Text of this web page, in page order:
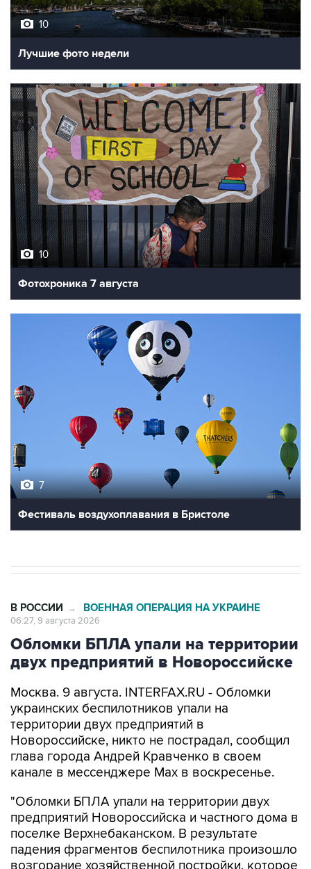
10
Лучшие фото недели
10
Фотохроника 7 августа
7
Фестиваль воздухоплавания в Бристоле
В РОССИИ → ВОЕННАЯ ОПЕРАЦИЯ НА УКРАИНЕ
06:27, 9 августа 2026
Обломки БПЛА упали на территории
двух предприятий в Новороссийске
Москва. 9 августа. INTERFAX.RU - Обломки
украинских беспилотников упали на
территории двух предприятий в
Новороссийске, никто не пострадал, сообщил
глава города Андрей Кравченко в своем
канале в мессенджере Max в воскресенье.
"Обломки БПЛА упали на территории двух
предприятий Новороссийска и частного дома в
поселке Верхнебаканском. В результате
падения фрагментов беспилотника произошло